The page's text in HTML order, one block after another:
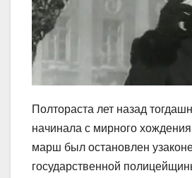
Полтораста лет назад
начинала с мирного
марш был остановлен
государственной